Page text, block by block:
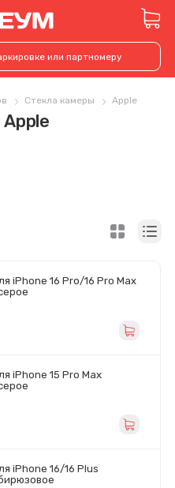
Стекла камеры Apple
iPhone 16 Pro/16 Pro Max
iPhone 15 Pro Max
iPhone 16/16 Plus